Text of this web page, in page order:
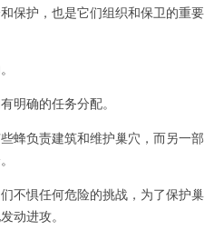
护，也是它们组织和保卫的重要
确的任务分配。
负责建筑和维护巢穴，而另一部
惧任何危险的挑战，为了保护巢
动进攻。